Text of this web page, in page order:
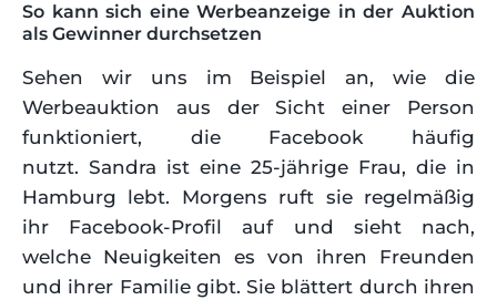
So kann sich eine Werbeanzeige in der Auktion
als Gewinner durchsetzen
Sehen wir uns im Beispiel an, wie die
Werbeauktion aus der Sicht einer Person
funktioniert, die Facebook häufig
nutzt. Sandra ist eine 25-jährige Frau, die in
Hamburg lebt. Morgens ruft sie regelmäßig
ihr Facebook-Profil auf und sieht nach,
welche Neuigkeiten es von ihren Freunden
und ihrer Familie gibt. Sie blättert durch ihren